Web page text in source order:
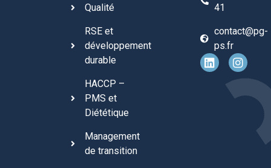
Qualité
RSE et
développement
durable
HACCP –
PMS et
Diététique
Management
de transition
41
contact@pg-
ps.fr